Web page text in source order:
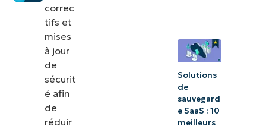
Patch
Manager
correc
tifs et
mises
à jour
de
sécurit
é afin
de
réduir
Solutions
de
sauvegard
e SaaS : 10
meilleurs